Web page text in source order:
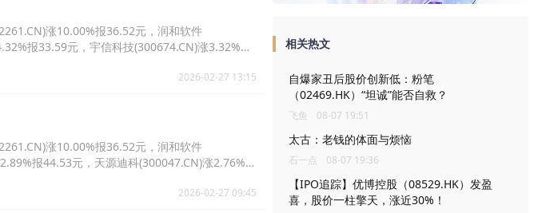
涨10.00%报36.52元，润和软件
报33.59元，宇信科技(300674.CN)涨3.32%报
2026-02-27 13:15
涨10.00%报36.52元，润和软件
报44.53元，天源迪科(300047.CN)涨2.76%报
2026-02-27 09:45
相关热文
自爆家丑后股价创新低：粉笔
（02469.HK）“坦诚”能否自救？
飞鱼 08-07 19:51
太古：老钱的体面与烦恼
石一点 08-07 19:36
【IPO追踪】优博控股（08529.HK）发盈
喜，股价一柱擎天，涨近30%！